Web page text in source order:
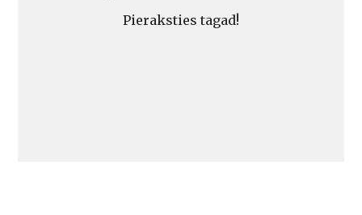
Pieraksties tagad!